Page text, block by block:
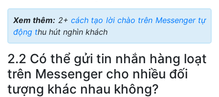
Xem thêm: 2+cách tạo lời chào trên Messenger tự
động thu hút nghìn khách
2.2 Có thể gửi tin nhắn hàng loạt
trên Messenger cho nhiều đối
tượng khác nhau không?